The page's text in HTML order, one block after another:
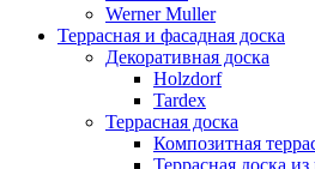
Werner Muller
Террасная и фасадная доска
Декоративная доска
Holzdorf
Tardex
Террасная доска
Композитная
Террасная доска